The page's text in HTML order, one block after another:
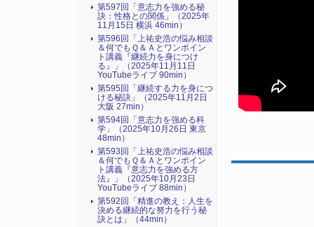
第597回「意志力を強める秘
訣：性格との関係」（2025年
11月15日 横浜 46min）
第596回「上祐史浩の悩み相談
＆何でもＱ＆Ａとワンポイン
ト講義『継続力を身につけ
る』​」（2025年11月11日
YouTubeライブ 90min）
第595回「継続する力を身につ
ける秘訣」（2025年11月2日
大阪 27min）
第594回「意志力を強める科
学」（2025年10月26日 東京
48min）
第593回「上祐史浩の悩み相談
＆何でもＱ＆Ａとワンポイン
ト講義『意志力を強める方
法』​」（2025年10月23日
YouTubeライブ 88min）
第592回「精進の教え：人生を
決める継続的な努力を行う秘
訣とは」（44min）